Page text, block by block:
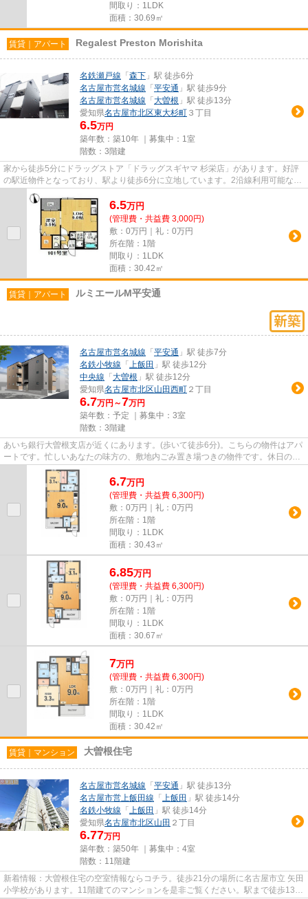
間取り：1LDK
面積：30.69㎡
賃貸｜アパート Regalest Preston Morishita
名鉄瀬戸線 「 森下 」駅 徒歩6分
名古屋市営名城線 「 平安通 」駅 徒歩9分
名古屋市営名城線 「 大曽根 」駅 徒歩13分
愛知県名古屋市北区東大杉町 ３丁目
6.5万円
築年数：築10年 ｜募集中： 1室
階数：3階建
家から徒歩5分にドラッグストア「ドラッグスギヤマ 杉栄店」があります。好評
の駅近物件となっており、駅より徒歩6分に立地しています。2沿線利用可能な利
便性の高いアパートです。こ...
6.5万円
(管理費・共益費 3,000円)
敷：0万円｜礼：0万円
所在階：1階
間取り：1LDK
面積：30.42㎡
賃貸｜アパート ルミエールM平安通
名古屋市営名城線 「 平安通 」駅 徒歩7分
名鉄小牧線 「 上飯田 」駅 徒歩12分
中央線 「 大曽根 」駅 徒歩12分
愛知県名古屋市北区山田西町 ２丁目
6.7万円～7万円
築年数：予定 ｜募集中： 3室
階数：3階建
あいち銀行大曽根支店が近くにあります。(歩いて徒歩6分)。こちらの物件はアパ
ートです。忙しいあなたの味方の、敷地内ごみ置き場つきの物件です。休日のお
出かけも便利な、3駅以上利...
6.7万円
(管理費・共益費 6,300円)
敷：0万円｜礼：0万円
所在階：1階
間取り：1LDK
面積：30.43㎡
6.85万円
(管理費・共益費 6,300円)
敷：0万円｜礼：0万円
所在階：1階
間取り：1LDK
面積：30.67㎡
7万円
(管理費・共益費 6,300円)
敷：0万円｜礼：0万円
所在階：1階
間取り：1LDK
面積：30.42㎡
賃貸｜マンション 大曽根住宅
名古屋市営名城線 「 平安通 」駅 徒歩13分
名古屋市営上飯田線 「 上飯田 」駅 徒歩14分
名鉄小牧線 「 上飯田 」駅 徒歩14分
愛知県名古屋市北区山田 ２丁目
6.77万円
築年数：築50年 ｜募集中： 4室
階数：11階建
新着情報：大曽根住宅の空室情報ならコチラ。徒歩21分の場所に名古屋市立 矢田
小学校があります。11階建てのマンションを是非ご覧ください。駅まで徒歩13分